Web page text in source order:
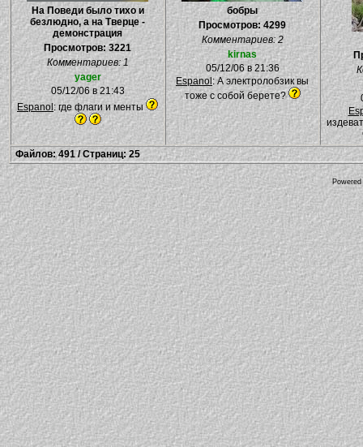
На Поведи было тихо и
безлюдно, а на Тверце -
демонстрация
Просмотров: 3221
Комментариев: 1
yager
05/12/06 в 21:43
Espanol : где флаги и менты
бобры
Просмотров: 4299
Комментариев: 2
kirnas
05/12/06 в 21:36
Espanol : А электролобзик вы
тоже с собой берете?
Файлов: 491 / Страниц: 25